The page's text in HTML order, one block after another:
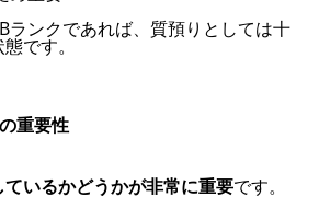
ランクであれば、質預りとしては十
です。
重要性
ているかどうかが非常に重要です。